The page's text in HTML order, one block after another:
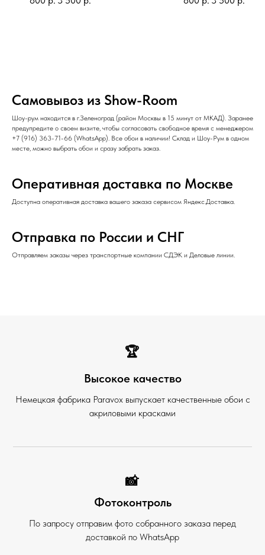
Самовывоз из Show-Room
Шоу-рум находится в г.Зеленоград (район Москвы в 15 минут от МКАД). Заранее
предупредите о своем визите, чтобы согласовать свободное время с менеджером
+7 (916) 363-71-66 (WhatsApp). Все обои в наличии! Склад и Шоу-Рум в одном
месте, можно выбрать обои и сразу забрать заказ.
Оперативная доставка по Москве
Доступна оперативная доставка вашего заказа сервисом Яндекс.Доставка.
Отправка по России и СНГ
Отправляем заказы через транспортные компании СДЭК и Деловые линии.
🏆
Высокое качество
Немецкая фабрика Paravox выпускает качественные обои с
акриловыми красками
📸
Фотоконтроль
По запросу отправим фото собранного заказа перед
доставкой по WhatsApp